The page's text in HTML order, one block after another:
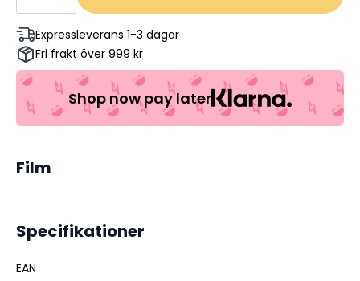
Ultra
HD)
(IMPORT)
mängd
Expressleverans 1-3 dagar
Fri frakt över 999 kr
Shop now pay later
Film
Specifikationer
EAN